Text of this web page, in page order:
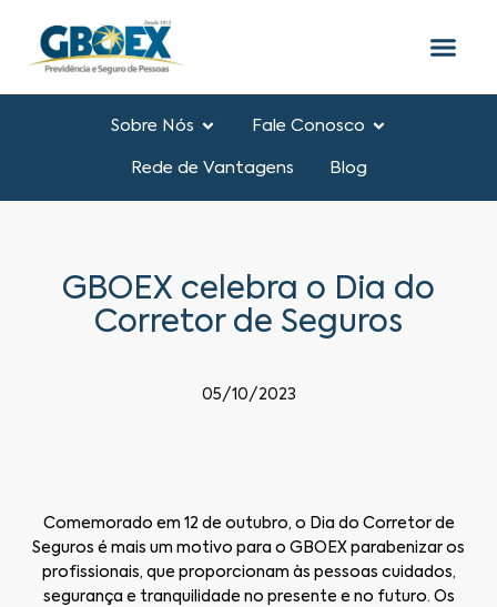
Sobre Nós Fale Conosco
Rede de Vantagens Blog
GBOEX celebra o Dia do
Corretor de Seguros
05/10/2023
Comemorado em 12 de outubro, o Dia do Corretor de
Seguros é mais um motivo para o GBOEX parabenizar os
profissionais, que proporcionam às pessoas cuidados,
segurança e tranquilidade no presente e no futuro. Os